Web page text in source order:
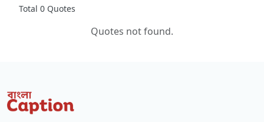
Total 0 Quotes
Quotes not found.